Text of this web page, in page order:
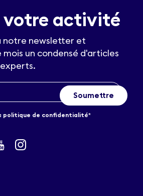
votre activité
notre newsletter et
un condensé d'articles
politique de confidentialité*